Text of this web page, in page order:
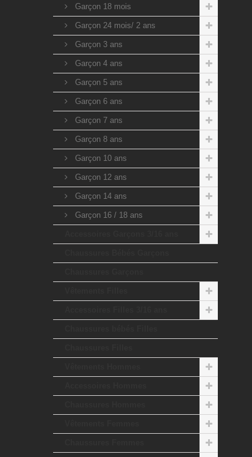
Garçon 18 mois
Garçon 24 mois/ 2 ans
Garçon 3 ans
Garçon 4 ans
Garçon 5 ans
Garçon 6 ans
Garçon 7 ans
Garçon 8 ans
Garçon 10 ans
Garçon 12 ans
Garçon 14 ans
Garçon 16 / 18 ans